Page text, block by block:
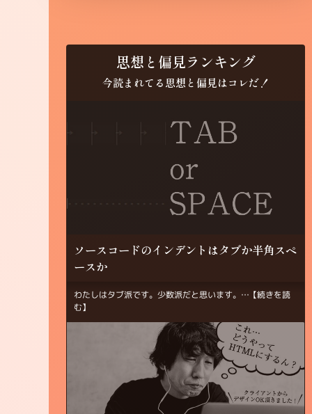
思想と偏見ランキング
今読まれてる思想と偏見はコレだ！
ソースコードのインデントはタブか半角スペ
ースか
わたしはタブ派です。少数派だと思います。… 【続きを読
む】